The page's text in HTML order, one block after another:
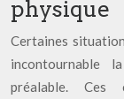
physique
Certaines
incontournable
préalable. Ces